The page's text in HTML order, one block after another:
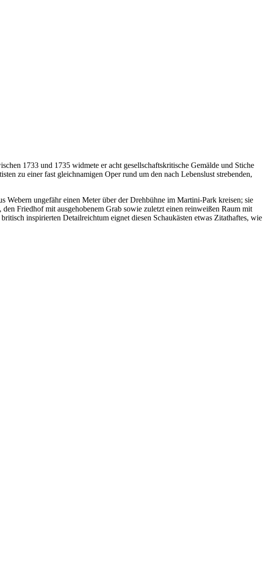
1733 und 1735 widmete er acht gesellschaftskritische Gemälde und Stiche
zu einer fast gleichnamigen Oper rund um den nach Lebenslust strebenden,
Webern ungefähr einen Meter über der Drehbühne im Martini-Park kreisen; sie
Friedhof mit ausgehobenem Grab sowie zuletzt einen reinweißen Raum mit
inspirierten Detailreichtum eignet diesen Schaukästen etwas Zitathaftes, wie